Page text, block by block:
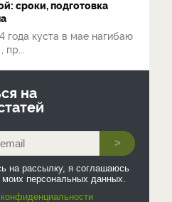
сроки, подготовка
года куста в мае нагибаю
на
>
на рассылку, я соглашаюсь
моих персональных данных.